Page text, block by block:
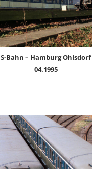
S-Bahn – Hamburg Ohlsdorf
04.1995